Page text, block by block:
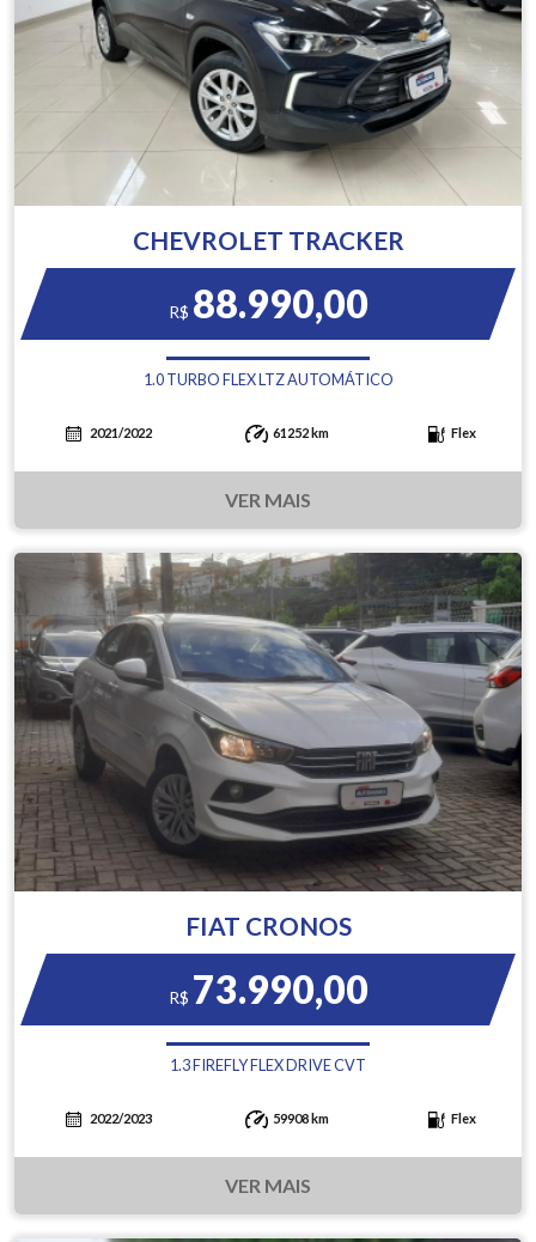
CHEVROLET TRACKER
R$ 88.990,00
1.0 TURBO FLEX LTZ AUTOMÁTICO
2021/2022 61252 km Flex
VER MAIS
FIAT CRONOS
R$ 73.990,00
1.3 FIREFLY FLEX DRIVE CVT
2022/2023 59908 km Flex
VER MAIS